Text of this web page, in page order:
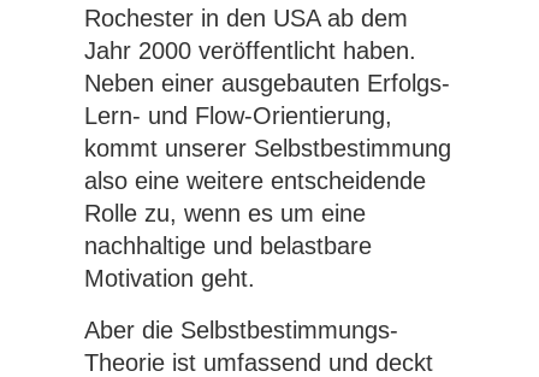
Rochester in den USA ab dem
Jahr 2000 veröffentlicht haben.
Neben einer ausgebauten Erfolgs-
Lern- und Flow-Orientierung,
kommt unserer Selbstbestimmung
also eine weitere entscheidende
Rolle zu, wenn es um eine
nachhaltige und belastbare
Motivation geht.
Aber die Selbstbestimmungs-
Theorie ist umfassend und deckt